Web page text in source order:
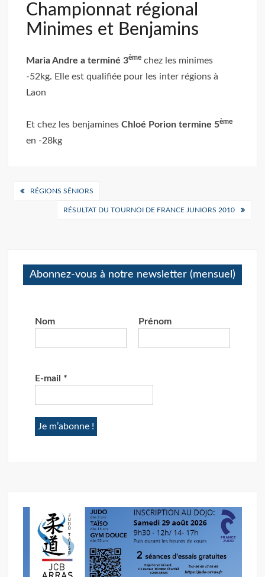
Championnat régional
Minimes et Benjamins
Maria Andre a terminé 3ème chez les minimes
-52kg. Elle est qualifiée pour les inter régions à
Laon
Et chez les benjaminesChloé Porion termine 5ème
en -28kg
Navigation
RÉGIONS SÉNIORS
RÉSULTAT DU TOURNOI DE FRANCE JUNIORS 2010
Abonnez-vous à notre newsletter (mensuel)
Nom Prénom
E-mail *